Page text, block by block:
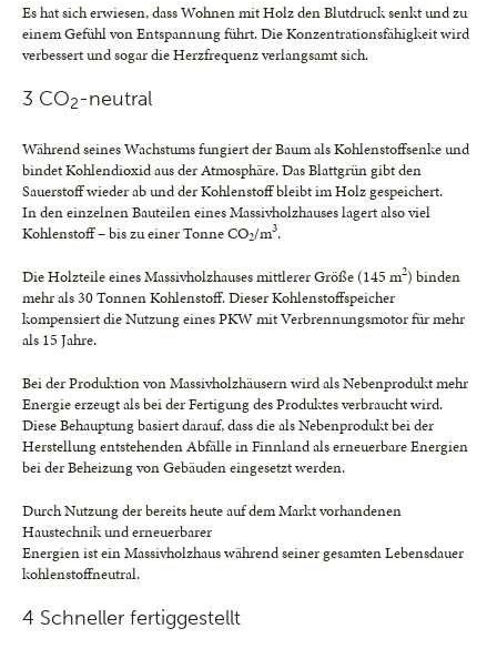
Es hat sich erwiesen, dass Wohnen mit Holz den Blutdruck senkt und zu
einem Gefühl von Entspannung führt. Die Konzentrationsfähigkeit wird
verbessert und sogar die Herzfrequenz verlangsamt sich.
3 CO2-neutral
Während seines Wachstums fungiert der Baum als Kohlenstoffsenke und
bindet Kohlendioxid aus der Atmosphäre. Das Blattgrün gibt den
Sauerstoff wieder ab und der Kohlenstoff bleibt im Holz gespeichert.
In den einzelnen Bauteilen eines Massivholzhauses lagert also viel
Kohlenstoff – bis zu einer Tonne CO2/m3.
Die Holzteile eines Massivholzhauses mittlerer Größe (145 m2) binden
mehr als 30 Tonnen Kohlenstoff. Dieser Kohlenstoffspeicher
kompensiert die Nutzung eines PKW mit Verbrennungsmotor für mehr
als 15 Jahre.
Bei der Produktion von Massivholzhäusern wird als Nebenprodukt mehr
Energie erzeugt als bei der Fertigung des Produktes verbraucht wird.
Diese Behauptung basiert darauf, dass die als Nebenprodukt bei der
Herstellung entstehenden Abfälle in Finnland als erneuerbare Energien
bei der Beheizung von Gebäuden eingesetzt werden.
Durch Nutzung der bereits heute auf dem Markt vorhandenen
Haustechnik und erneuerbarer
Energien ist ein Massivholzhaus während seiner gesamten Lebensdauer
kohlenstoffneutral.
4 Schneller fertiggestellt